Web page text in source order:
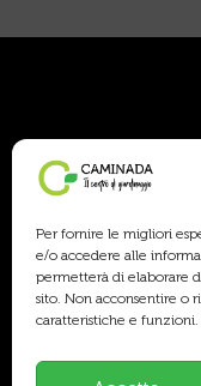
Per fornire le migliori
e/o accedere alle
permetterà di elaborare
sito. Non acconsentire o
caratteristiche e funzioni.